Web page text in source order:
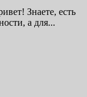
Знаете, есть
а для...